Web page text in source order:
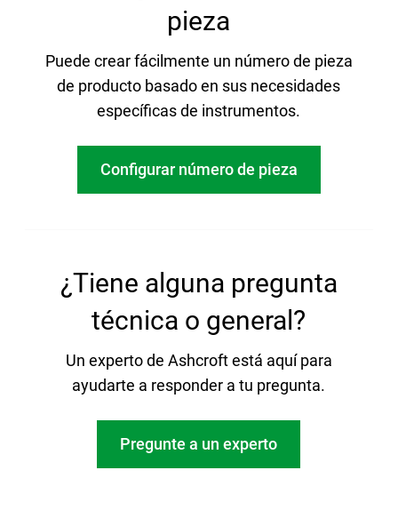
pieza
Puede crear fácilmente un número de pieza
de producto basado en sus necesidades
específicas de instrumentos.
Configurar número de pieza
¿Tiene alguna pregunta
técnica o general?
Un experto de Ashcroft está aquí para
ayudarte a responder a tu pregunta.
Pregunte a un experto